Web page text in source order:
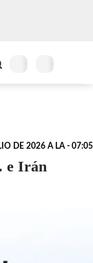
DE 2026 A LA - 07:05
e Irán